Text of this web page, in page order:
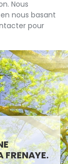
Nous
nous basant
pour
FRENAYE.